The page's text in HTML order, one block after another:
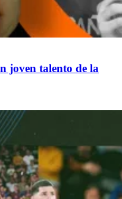
joven talento de la